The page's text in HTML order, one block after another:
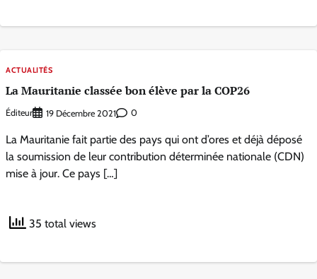
ACTUALITÉS
La Mauritanie classée bon élève par la COP26
Éditeur 19 Décembre 2021 0
La Mauritanie fait partie des pays qui ont d’ores et déjà déposé
la soumission de leur contribution déterminée nationale (CDN)
mise à jour. Ce pays […]
35 total views